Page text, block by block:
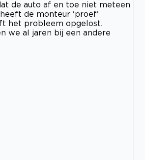
de auto af en toe niet meteen
de monteur 'proef'
het probleem opgelost.
we al jaren bij een andere